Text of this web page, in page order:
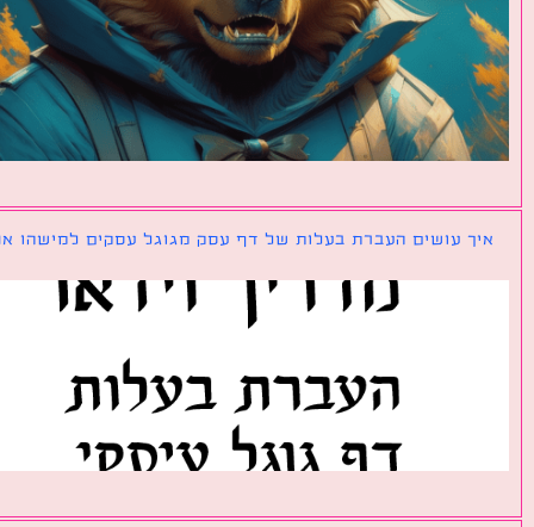
עושים העברת בעלות של דף עסק מגוגל עסקים למישהו אחר?